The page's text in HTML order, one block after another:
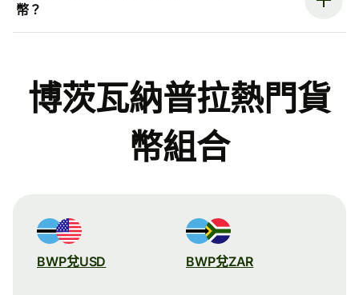
幣？
博茨瓦納普拉熱門貨
幣組合
BWP兌USD BWP兌ZAR